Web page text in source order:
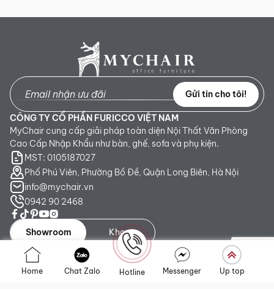
Gửi tin cho tôi!
CÔNG TY CỔ PHẦN FURICCO VIỆT NAM
MyChair cung cấp giải pháp toàn diện Nội Thất Văn Phòng
Cao Cấp Nhập Khẩu như bàn, ghế, sofa và phụ kiện.
MST: 0105187027
Phố Phú Viên, Phường Bồ Đề, Quận Long Biên, Hà Nội
info@mychair.vn
0942 90 2468
Showroom Kho
Showroom TP. HCM:
Số 345 - 347 Trần Phú, phường An
Home Chat Zalo Hotline Messenger Up top